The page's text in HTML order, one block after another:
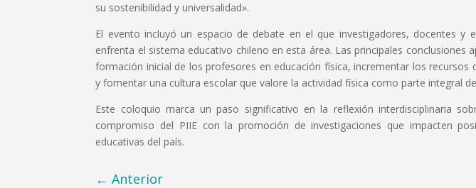
su sostenibilidad y universalidad».
El evento incluyó un espacio de debate en el que investigadores, docentes y
enfrenta el sistema educativo chileno en esta área. Las principales conclusiones
formación inicial de los profesores en educación física, incrementar los recursos
y fomentar una cultura escolar que valore la actividad física como parte integral
Este coloquio marca un paso significativo en la reflexión interdisciplinaria
compromiso del PIIE con la promoción de investigaciones que impacten
educativas del país.
←Anterior